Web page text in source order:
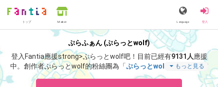
トップ Market Language 登入
ぷらふぁん (ぷらっとwolf)
登入Fantia應援strong>ぷらっとwolf吧！ 目前已經有9131人 應援
中。 創作者ぷらっとwolf的粉絲團為「ぷらっとwolf
」、當中含有
「
少し変わった衣装に凄いところからチラ見えしてます👀💕
」等
もっと見る